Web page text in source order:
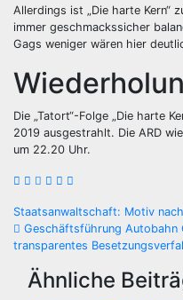
Allerdings ist „Die harte Kern“
immer geschmackssicher
Gags weniger wären hier
Die „Tatort“-Folge „Die harte
2019 ausgestrahlt. Die ARD
um 22.20 Uhr.
Staatsanwaltschaft: Motiv
Geschäftsführung
transparentes
Ähnliche